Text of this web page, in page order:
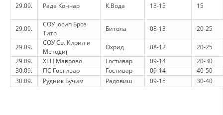
29.09. Раде Кончар К.Вода 13-15 15
29.09.
СОУ Јосип Броз
Тито
Битола 08-13 20-25
29.09.
СОУ Св. Кирил и
Методиј
Охрид 08-12
20-25
29.09.
ХЕЦ Маврово Гостивар 09-14
20-30
30.09.
ПС Гостивар Гостивар 09-14
40-50
30.09.
Рудник Бучим Радовиш 09-15 30-40